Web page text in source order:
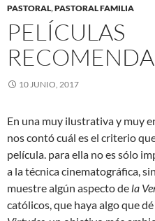
PASTORAL,PASTORAL FAMILIA
PELÍCULAS
10 JUNIO, 2017
En una muy ilustrativa y muy
nos contó cuál es el criterio
película. para ella no es sólo
a la técnica cinematográfica,
muestre algún aspecto de la
católicos, que haya algo que